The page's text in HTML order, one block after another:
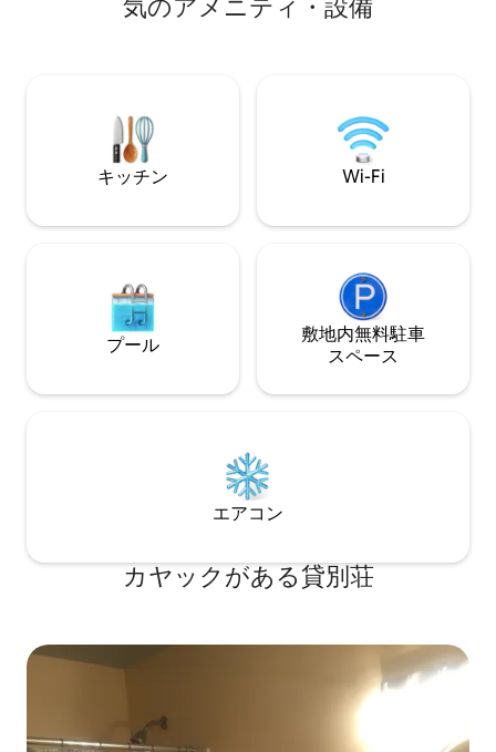
したレクリエーション体験をお楽しみく
ト付きのセルフチェックイン。
ころにある静かな
てください！
気のアメニティ・設備
キッチン Wi-Fi
プール
敷地内無料駐⁠車
ス⁠ペ⁠ー⁠ス
エアコン
カヤックがある貸別荘